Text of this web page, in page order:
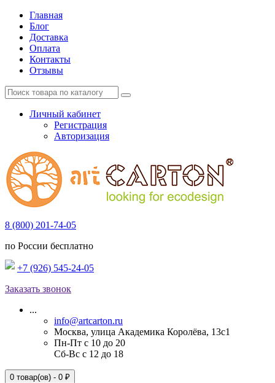
Главная
Блог
Доставка
Оплата
Контакты
Отзывы
Личный кабинет
Регистрация
Авторизация
8 (800) 201-74-05
по России бесплатно
+7 (926) 545-24-05
Заказать звонок
...
info@artcarton.ru
Москва, улица Академика Королёва, 13с1
Пн-Пт с 10 до 20
Сб-Вс с 12 до 18
0 товар(ов) - 0 ₽